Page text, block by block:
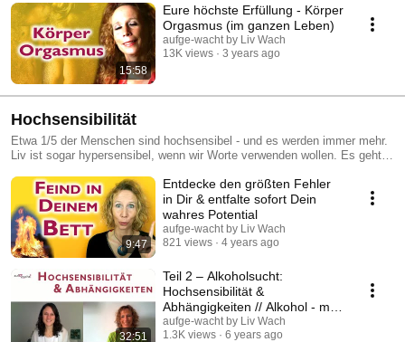
15:58
Eure höchste Erfüllung - Körper
Orgasmus (im ganzen Leben)
aufge-wacht by Liv Wach
13K views
3 years ago
Hochsensibilität
Etwa 1/5 der Menschen sind hochsensibel - und es werden immer mehr.
Liv ist sogar hypersensibel, wenn wir Worte verwenden wollen. Es geht
zurecht zu kommen. Und dieses besondere Potential zu leben und zum
Leuchten zu bringen. https://aufge-wacht.de/bewusstseinsakademie/
9:47
Entdecke den größten Fehler
in Dir & entfalte sofort Dein
wahres Potential
aufge-wacht by Liv Wach
821 views
4 years ago
32:51
Teil 2 – Alkoholsucht:
Hochsensibilität &
Abhängigkeiten // Alkohol - mit
Lisa Laufer
aufge-wacht by Liv Wach
1.3K views
6 years ago